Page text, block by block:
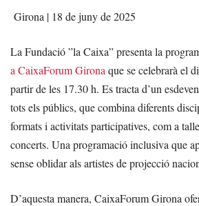
Girona | 18 de juny de 2025
La Fundació ”la Caixa” presenta la
a CaixaForum Girona que se celebrarà el
partir de les 17.30 h. Es tracta d’un
tots els públics, que combina diferents
formats i activitats participatives, com a
concerts. Una programació inclusiva que
sense oblidar als artistes de projecció
D’aquesta manera, CaixaForum Girona